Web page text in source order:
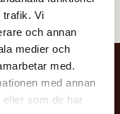
trafik. Vi
och annan
medier och
med.
med annan
som de har